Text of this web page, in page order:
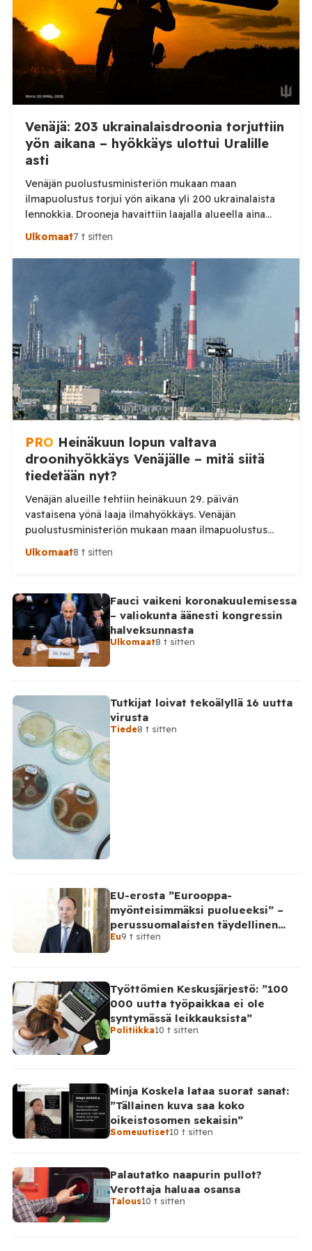
Venäjä: 203 ukrainalaisdroonia torjuttiin
yön aikana – hyökkäys ulottui Uralille
asti
Venäjän puolustusministeriön mukaan maan
ilmapuolustus torjui yön aikana yli 200 ukrainalaista
lennokkia. Drooneja havaittiin laajalla alueella aina
Uralille asti. Venäjän puolustusministeriön virallisen
yhteensä 203 ukrainalaista kiinteäsiipistä
miehittämätöntä ilma-alusta torstai-illan 6. elokuuta
ja perjantaiaamun 7. elokuuta välisenä aikana.
Ministeriön ilmoitus koskee aikaväliä kello 20–08
Moskovan aikaa. Ministeriön mukaan drooneja
torjuttiin […]
Ulkomaat7 t sitten
PRO Heinäkuun lopun valtava
droonihyökkäys Venäjälle – mitä siitä
tiedetään nyt?
Venäjän alueille tehtiin heinäkuun 29. päivän
vastaisena yönä laaja ilmahyökkäys. Venäjän
puolustusministeriön mukaan maan ilmapuolustus
torjui yön aikana 295 ukrainalaista lennokkia. Iskuissa
ilmapuolustus torjui yön aikana yhteensä 295
ukrainalaista lennokkia. Lennokkeja kerrotaan torjutun
useiden Venäjän alueiden sekä Mustanmeren ja
Asovanmeren yllä. Vakavimmat […]
Ulkomaat8 t sitten
Fauci vaikeni koronakuulemisessa
– valiokunta äänesti kongressin
halveksunnasta
Ulkomaat8 t sitten
Tutkijat loivat tekoälyllä 16 uutta
virusta
Tiede8 t sitten
EU-erosta ”Eurooppa-
myönteisimmäksi puolueeksi” –
perussuomalaisten täydellinen
takinkääntö
Eu9 t sitten
Työttömien Keskusjärjestö: ”100
000 uutta työpaikkaa ei ole
syntymässä leikkauksista”
Politiikka10 t sitten
Minja Koskela lataa suorat sanat:
”Tällainen kuva saa koko
oikeistosomen sekaisin”
Someuutiset10 t sitten
Palautatko naapurin pullot?
Verottaja haluaa osansa
Talous10 t sitten